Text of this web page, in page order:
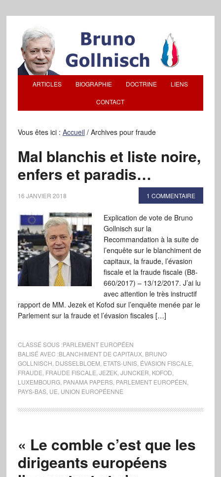
ARTICLES BIOGRAPHIE DOCTRINE LIENS
CONTACT
Vous êtes ici : Accueil /Archives pour fraude
Mal blanchis et liste noire,
enfers et paradis…
16 JANVIER 2018 1 COMMENTAIRE
Explication de vote de Bruno
Gollnisch sur la
Recommandation à la suite de
l’enquête sur le blanchiment de
capitaux, la fraude, l’évasion
fiscale et la fraude fiscale (B8-
660/2017) – 13/12/2017. J’ai lu
avec attention le très instructif
rapport de MM. Jezek et Kofod sur l’enquête menée par le
Parlement sur la fraude et l’évasion fiscales […]
CLASSÉ SOUS :PARLEMENT EUROPÉEN
BALISÉ AVEC :BLANCHIMENT DE CAPITAUX, BRUNO
GOLLNISCH DIJSSELBLOEM ETATS-UNIS, ÉVASION FISCALE
FRAUDE FRAUDE FISCALE JEZEK, JUNCKER KOFOD
LUXEMBOURG, PANAMA PAPERS, PARLEMENT EUROPÉEN
PAYS-BAS, UE UNION EUROPÉENNE
« Le comble c’est que les
dirigeants européens